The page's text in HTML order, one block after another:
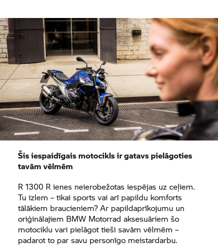
Šis iespaidīgais motocikls ir gatavs pielāgoties
tavām vēlmēm
R 1300 R ienes neierobežotas iespējas uz ceļiem.
Tu izlem – tikai sports vai arī papildu komforts
tālākiem braucieniem? Ar papildaprīkojumu un
oriģinālajiem BMW Motorrad aksesuāriem šo
motociklu vari pielāgot tieši savām vēlmēm –
padarot to par savu personīgo meistardarbu.